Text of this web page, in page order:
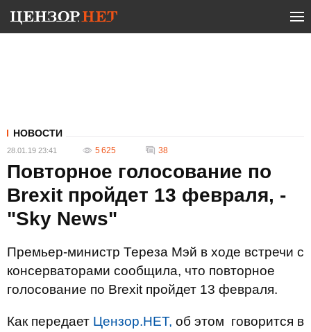
НОВОСТИ
28.01.19 23:41 5 625 38
Повторное голосование по
Brexit пройдет 13 февраля, -
"Sky News"
Премьер-министр Тереза Мэй в ходе встречи с
консерваторами сообщила, что повторное
голосование по Brexit пройдет 13 февраля.
Как передает Цензор.НЕТ, об этом говорится в